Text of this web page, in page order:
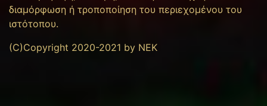
διαμόρφωση ή τροποποίηση του περιεχομένου του
ιστότοπου.
(C)Copyright 2020-2021 by NEK